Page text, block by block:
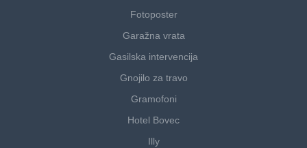
Fotoposter
Garažna vrata
Gasilska intervencija
Gnojilo za travo
Gramofoni
Hotel Bovec
Illy